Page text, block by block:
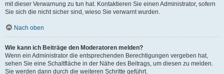
mit dieser Verwarnung zu tun hat. Kontaktieren Sie einen Administrator, sofern
Sie sich die nicht sicher sind, wieso Sie verwarnt wurden.
Nach oben
Wie kann ich Beiträge den Moderatoren melden?
Wenn ein Administrator die entsprechenden Berechtigungen vergeben hat,
sehen Sie eine Schaltfläche in der Nähe des Beitrags, um diesen zu melden.
Sie werden dann durch die weiteren Schritte geführt.